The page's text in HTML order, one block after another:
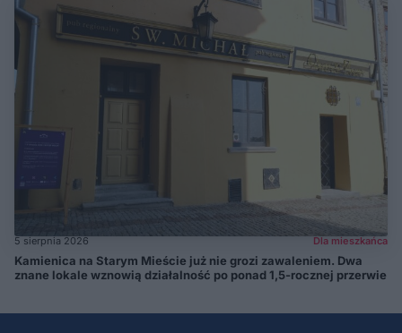
5 sierpnia 2026 Dla mieszkańca
Kamienica na Starym Mieście już nie grozi zawaleniem. Dwa
znane lokale wznowią działalność po ponad 1,5-rocznej przerwie